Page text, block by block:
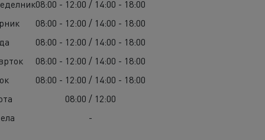
08:00 - 12:00 / 14:00 - 18:00
08:00 - 12:00 / 14:00 - 18:00
08:00 - 12:00 / 14:00 - 18:00
08:00 - 12:00 / 14:00 - 18:00
08:00 - 12:00 / 14:00 - 18:00
08:00 / 12:00
-